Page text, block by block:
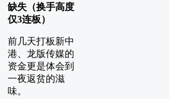
缺失（换手高度
仅3连板）
前几天打板新中
港、龙版传媒的
资金更是体会到
一夜返贫的滋
味。